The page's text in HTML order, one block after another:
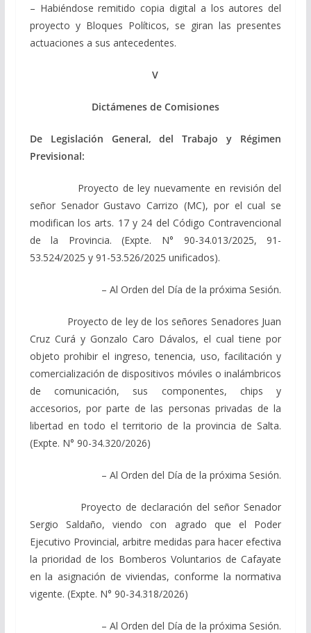
– Habiéndose remitido copia digital a los autores del
proyecto y Bloques Políticos, se giran las presentes
actuaciones a sus antecedentes.
V
Dictámenes de Comisiones
De Legislación General, del Trabajo y Régimen
Previsional:
Proyecto de ley nuevamente en revisión del
señor Senador Gustavo Carrizo (MC), por el cual se
modifican los arts. 17 y 24 del Código Contravencional
de la Provincia. (Expte. N° 90-34.013/2025, 91-
53.524/2025 y 91-53.526/2025 unificados).
– Al Orden del Día de la próxima Sesión.
Proyecto de ley de los señores Senadores Juan
Cruz Curá y Gonzalo Caro Dávalos, el cual tiene por
objeto prohibir el ingreso, tenencia, uso, facilitación y
comercialización de dispositivos móviles o inalámbricos
de comunicación, sus componentes, chips y
accesorios, por parte de las personas privadas de la
libertad en todo el territorio de la provincia de Salta.
(Expte. N° 90-34.320/2026)
– Al Orden del Día de la próxima Sesión.
Proyecto de declaración del señor Senador
Sergio Saldaño, viendo con agrado que el Poder
Ejecutivo Provincial, arbitre medidas para hacer efectiva
la prioridad de los Bomberos Voluntarios de Cafayate
en la asignación de viviendas, conforme la normativa
vigente. (Expte. N° 90-34.318/2026)
– Al Orden del Día de la próxima Sesión.